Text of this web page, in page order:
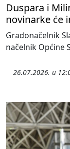
Duspara i
novinarke će
Gradonačelnik
načelnik Općine
26.07.2026. u